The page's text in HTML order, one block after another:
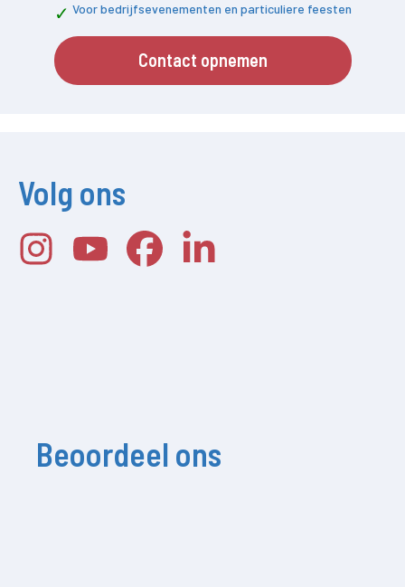
Voor bedrijfsevenementen en particuliere feesten
Contact opnemen
Volg ons
Beoordeel ons